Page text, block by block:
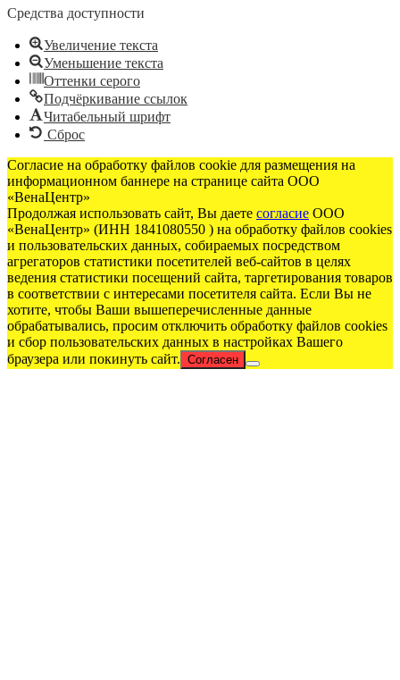
Средства доступности
Увеличение текста
Уменьшение текста
Оттенки серого
Подчёркивание ссылок
Читабельный шрифт
Сброс
Согласие на обработку файлов cookie для размещения на
информационном баннере на странице сайта ООО
«ВенаЦентр»
Продолжая использовать сайт, Вы даете согласие ООО
«ВенаЦентр» (ИНН 1841080550 ) на обработку файлов cookies
и пользовательских данных, собираемых посредством
агрегаторов статистики посетителей веб-сайтов в целях
ведения статистики посещений сайта, таргетирования товаров
в соответствии с интересами посетителя сайта. Если Вы не
хотите, чтобы Ваши вышеперечисленные данные
обрабатывались, просим отключить обработку файлов cookies
и сбор пользовательских данных в настройках Вашего
браузера или покинуть сайт. Согласен